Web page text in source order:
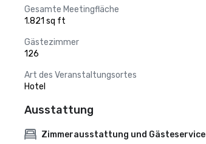
Gesamte Meetingfläche
1.821 sq ft
Gästezimmer
126
Art des Veranstaltungsortes
Hotel
Ausstattung
Zimmerausstattung und Gästeservice